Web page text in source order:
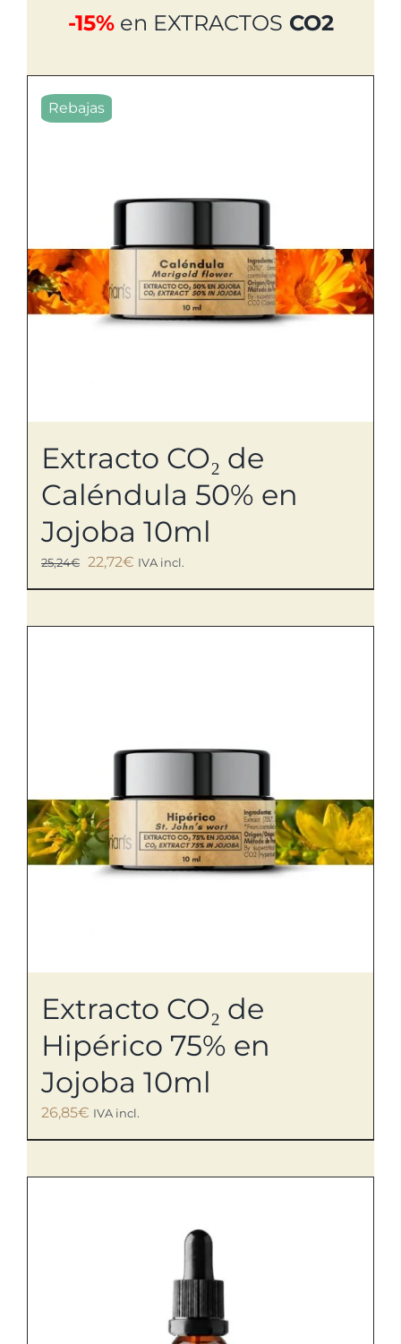
-15%en EXTRACTOS CO2
Rebajas
Extracto CO₂ de
Caléndula 50% en
Jojoba 10ml
25,24€ El
precio
22,72€El
precio
IVA incl.
Extracto CO₂ de
Hipérico 75% en
Jojoba 10ml
26,85€ IVA incl.